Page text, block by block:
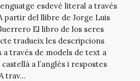
esdevé literal a través
partir del llibre de Jorge Luis
El libro de los seres
tradueix les descripcions
través de models de text a
a l’anglès i respostes
trav...